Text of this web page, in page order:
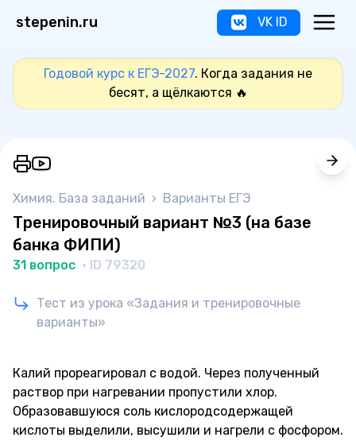
stepenin.ru VK ID
Годовой курс к ЕГЭ-2027. Когда задания не
бесят, а щёлкаются 🔥
Химия. База заданий › Варианты ЕГЭ
Тренировочный вариант №3 (на базе
банка ФИПИ)
31 вопрос · ID 79320
Тест из урока «Задания и тренировочные
варианты»
Калий прореагировал с водой. Через полученный
раствор при нагревании пропустили хлор.
Образовавшуюся соль кислородсодержащей
кислоты выделили, высушили и нагрели с фосфором.